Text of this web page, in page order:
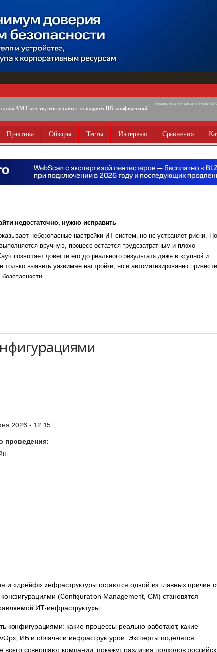
AM Live: то, что остаётся за кадром ИБ-конференций
Реклама. ООО «АМ Медиа» ОГРН
Практика Обзоры Тесты Интервью Сравнения
недостаточно, нужно исправить
небезопасные настройки ИТ-систем, но не устраняет риски.
вручную, процесс остается трудозатратным и плохо
позволяет довести его до реального результата даже в крупной и
выявить уязвимые настройки, но и автоматизированно
2026 - 12:15
проведения:
и «дрейф» инфраструктуры остаются одной из главных причин
(Configuration Management, CM) становятся
ИТ-инфраструктуры.
какие процессы реально работают, какие
ИБ и облачной инфраструктурой. Эксперты поделятся
совершают компании, покажут различия подходов